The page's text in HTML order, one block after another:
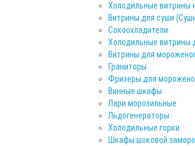
Холодильные витрины
Витрины для суши
Сокоохладители
Холодильные витрины
Витрины для
Граниторы
Фризеры для
Винные шкафы
Лари морозильные
Льдогенераторы
Холодильные горки
Шкафы шоковой